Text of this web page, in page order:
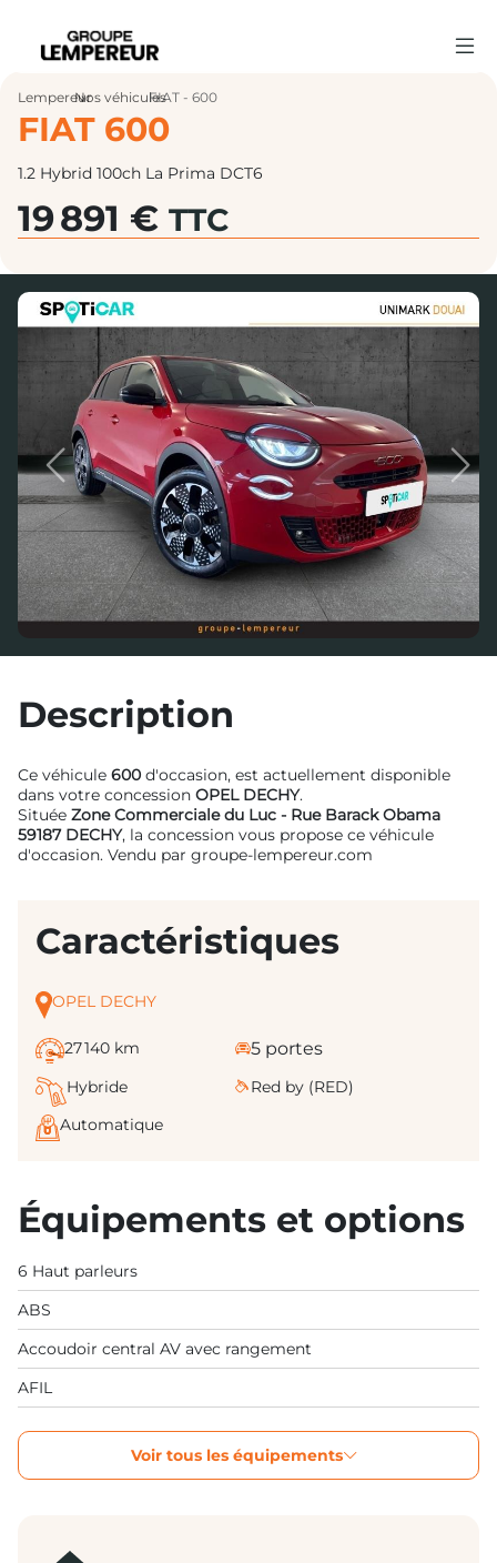
Lempereur
›
Nos véhicules
›
FIAT - 600
FIAT 600
1.2 Hybrid 100ch La Prima DCT6
19 891 € TTC
Previous Next
Description
Ce véhicule 600 d'occasion, est actuellement disponible
dans votre concession OPEL DECHY.
Située Zone Commerciale du Luc - Rue Barack Obama
59187 DECHY, la concession vous propose ce véhicule
d'occasion. Vendu par groupe-lempereur.com
Caractéristiques
OPEL DECHY
27 140 km 5 portes
Hybride
Red by (RED)
Automatique
Équipements et options
6 Haut parleurs
ABS
Accoudoir central AV avec rangement
AFIL
Voir tous les équipements